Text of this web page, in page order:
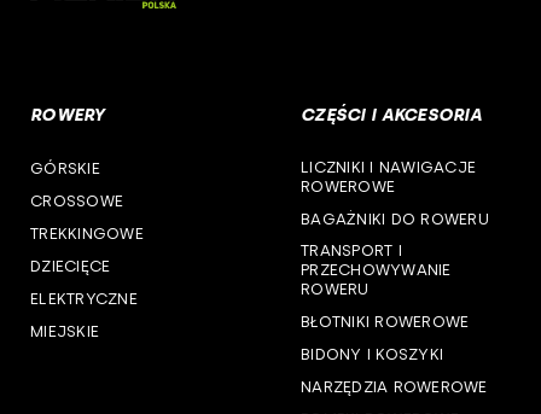
woj. opolskie
woj. podlaskie
woj. pomorskie
woj. śląskie
woj. warmińsko-mazurskie
ROWERY
GÓRSKIE
CROSSOWE
TREKKINGOWE
DZIECIĘCE
ELEKTRYCZNE
MIEJSKIE
CZĘŚCI I AKCESORIA
LICZNIKI I NAWIGACJE
ROWEROWE
BAGAŻNIKI DO ROWERU
TRANSPORT I
PRZECHOWYWANIE
ROWERU
BŁOTNIKI ROWEROWE
BIDONY I KOSZYKI
NARZĘDZIA ROWEROWE